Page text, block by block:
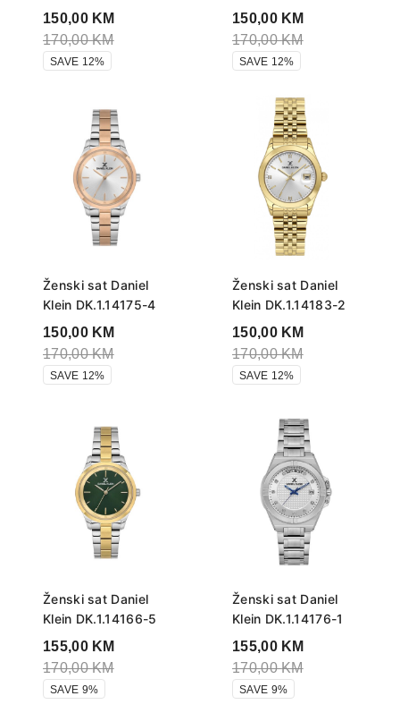
150,00 KM
170,00KM
SAVE 12%
150,00 KM
170,00KM
SAVE 12%
Ženski sat Daniel
Klein DK.1.14175-4
150,00 KM
170,00KM
SAVE 12%
Ženski sat Daniel
Klein DK.1.14183-2
150,00 KM
170,00KM
SAVE 12%
Ženski sat Daniel
Klein DK.1.14166-5
155,00 KM
170,00KM
SAVE 9%
Ženski sat Daniel
Klein DK.1.14176-1
155,00 KM
170,00KM
SAVE 9%